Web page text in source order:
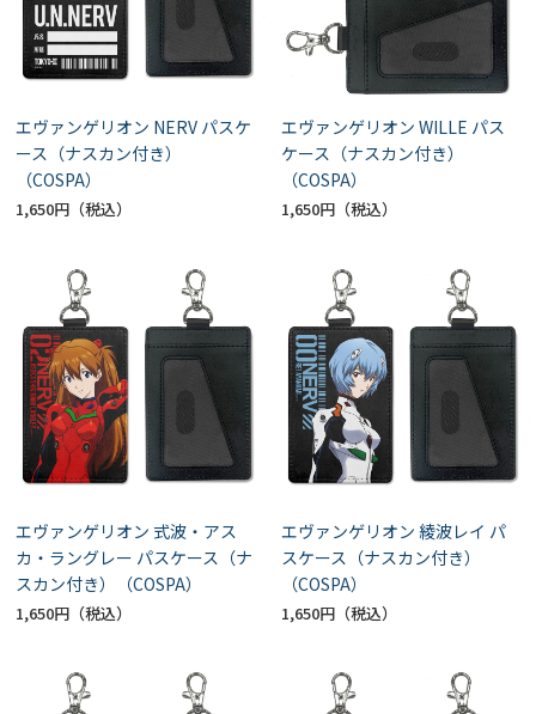
エヴァンゲリオン NERV パスケ
ース（ナスカン付き）
（COSPA）
1,650円
エヴァンゲリオン WILLE パス
ケース（ナスカン付き）
（COSPA）
1,650円
エヴァンゲリオン 式波・アス
カ・ラングレー パスケース（ナ
スカン付き）（COSPA）
1,650円
エヴァンゲリオン 綾波レイ パ
スケース（ナスカン付き）
（COSPA）
1,650円